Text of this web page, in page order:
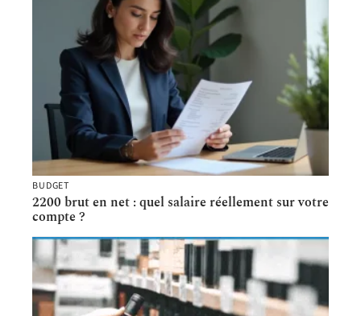
BUDGET
2200 brut en net : quel salaire réellement sur votre
compte ?